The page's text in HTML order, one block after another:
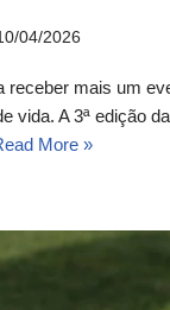
04/2026
receber mais um
vida. A 3ª edição
More »